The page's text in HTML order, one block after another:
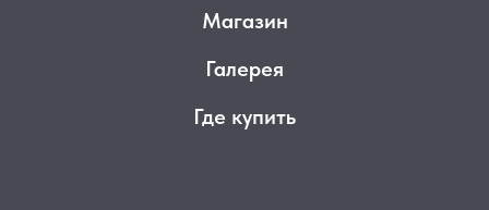
Магазин
Галерея
Где купить